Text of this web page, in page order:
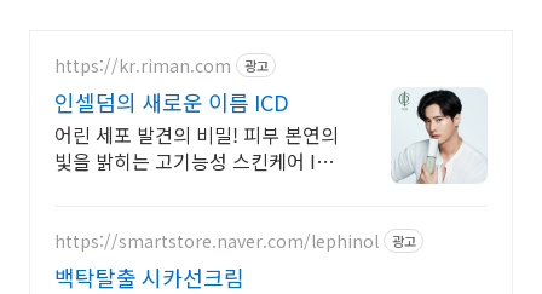
https://kr.riman.com 광고
인셀덤의 새로운 이름 ICD
어린 세포 발견의 비밀! 피부 본연의
빛을 밝히는 고기능성 스킨케어 ICD
https://smartstore.naver.com/lephinol 광고
백탁탈출 시카선크림